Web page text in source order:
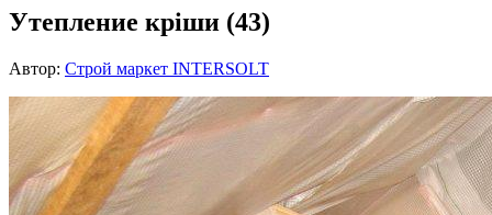
Утепление кріши (43)
Автор: Строй маркет INTERSOLT